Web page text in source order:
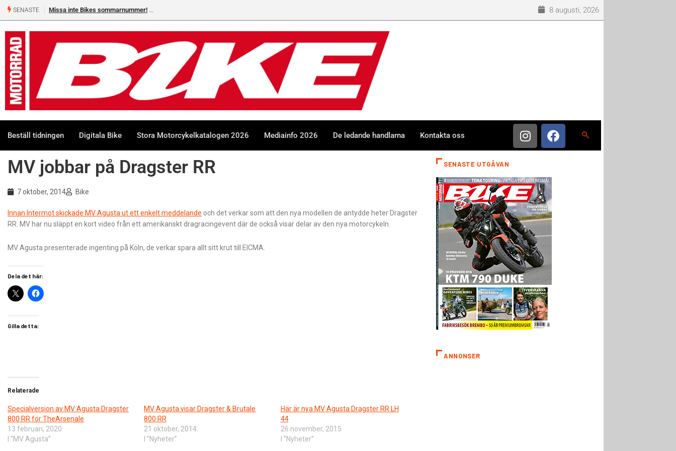
SENASTE Missa inte Bikes sommarnummer! 8 augusti, 2026
Beställ tidningen Digitala Bike Stora Motorcykelkatalogen 2026 Mediainfo 2026 De ledande handlarna Kontakta oss
MV jobbar på Dragster RR
7 oktober, 2014 Bike
Innan Intermot skickade MV Agusta ut ett enkelt meddelande och det verkar som att den nya modellen de antydde heter Dragster
RR. MV har nu släppt en kort video från ett amerikanskt dragracingevent där de också visar delar av den nya motorcykeln.
MV Agusta presenterade ingenting på Köln, de verkar spara allt sitt krut till EICMA.
Dela det här:
Gilla detta:
Relaterade
Specialversion av MV Agusta Dragster
800 RR för TheArsenale
13 februari, 2020
I ”MV Agusta”
MV Agusta visar Dragster & Brutale
800 RR
21 oktober, 2014
I ”Nyheter”
Här är nya MV Agusta Dragster RR LH
44
26 november, 2015
I ”Nyheter”
SENASTE UTGÅVAN
ANNONSER